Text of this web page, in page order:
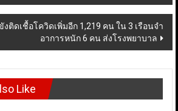
ติดเชื้อโควิดเพิ่มอีก 1,219 คน ใน 3 เรือนจำ
อาการหนัก 6 คน ส่งโรงพยาบาล
Like